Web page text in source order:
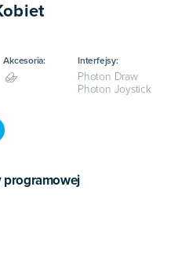
Akcesoria: Interfejsy:
Photon Draw
Photon Joystick
programowej